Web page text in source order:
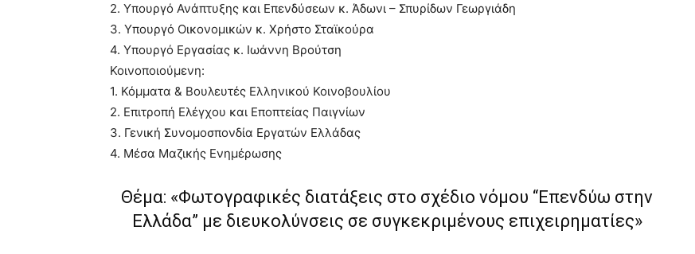
2. Υπουργό Ανάπτυξης και Επενδύσεων κ. Άδωνι – Σπυρίδων Γεωργιάδη
3. Υπουργό Οικονομικών κ. Χρήστο Σταϊκούρα
4. Υπουργό Εργασίας κ. Ιωάννη Βρούτση
Κοινοποιούμενη:
1. Κόμματα & Βουλευτές Ελληνικού Κοινοβουλίου
2. Επιτροπή Ελέγχου και Εποπτείας Παιγνίων
3. Γενική Συνομοσπονδία Εργατών Ελλάδας
4. Μέσα Μαζικής Ενημέρωσης
Θέμα: «Φωτογραφικές διατάξεις στο σχέδιο νόμου “Επενδύω στην
Ελλάδα” με διευκολύνσεις σε συγκεκριμένους επιχειρηματίες»